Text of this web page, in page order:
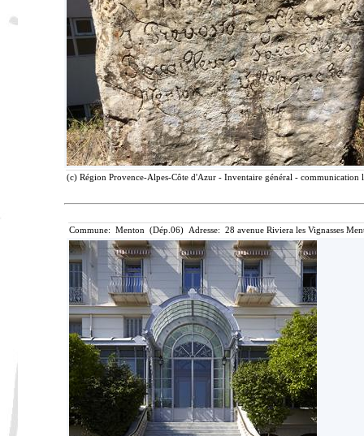
(c) Région Provence-Alpes-Côte d'Azur - Inventaire général - communication
Commune: Menton (Dép.06) Adresse: 28 avenue Riviera les Vignasses